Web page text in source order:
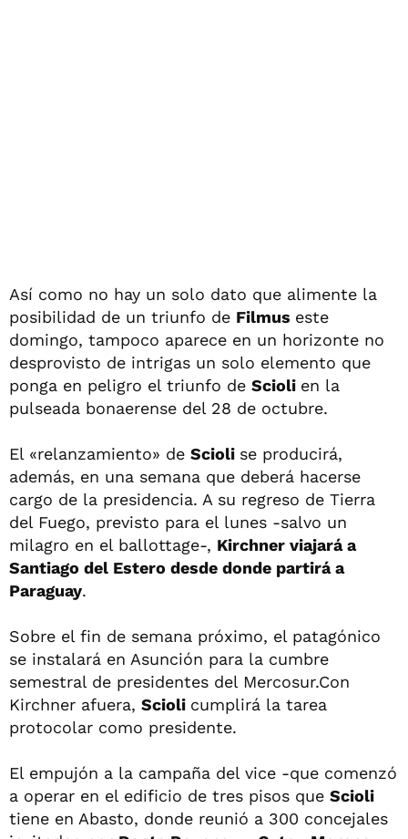
Así como no hay un solo dato que alimente la
posibilidad de un triunfo de Filmus este
domingo, tampoco aparece en un horizonte no
desprovisto de intrigas un solo elemento que
ponga en peligro el triunfo de Scioli en la
pulseada bonaerense del 28 de octubre.
El «relanzamiento» de Scioli se producirá,
además, en una semana que deberá hacerse
cargo de la presidencia. A su regreso de Tierra
del Fuego, previsto para el lunes -salvo un
milagro en el ballottage-, Kirchner viajará a
Santiago del Estero desde donde partirá a
Paraguay.
Sobre el fin de semana próximo, el patagónico
se instalará en Asunción para la cumbre
semestral de presidentes del Mercosur.Con
Kirchner afuera, Scioli cumplirá la tarea
protocolar como presidente.
El empujón a la campaña del vice -que comenzó
a operar en el edificio de tres pisos que Scioli
tiene en Abasto, donde reunió a 300 concejales